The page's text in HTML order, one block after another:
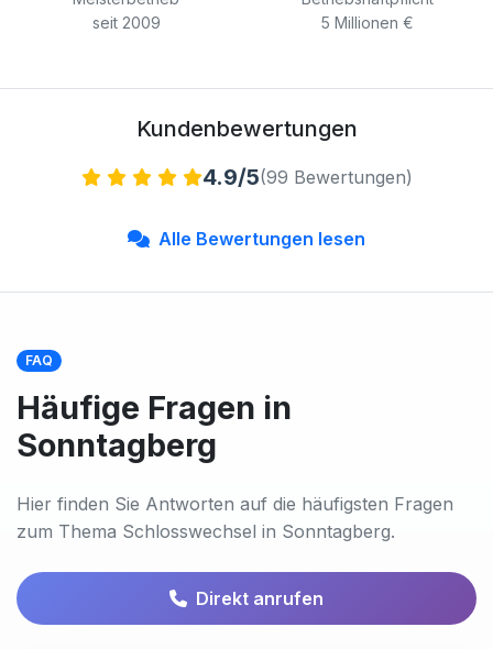
seit 2009
5 Millionen €
Kundenbewertungen
4.9/5(99 Bewertungen)
Alle Bewertungen lesen
FAQ
Häufige Fragen in
Sonntagberg
Hier finden Sie Antworten auf die häufigsten Fragen
zum Thema Schlosswechsel in Sonntagberg.
Direkt anrufen